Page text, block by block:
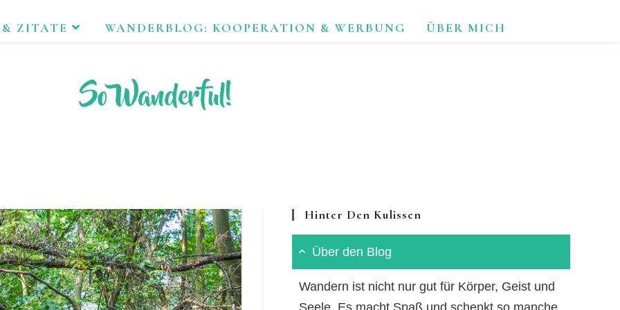
& ZITATE WANDERBLOG: KOOPERATION & WERBUNG ÜBER MICH
Hinter Den Kulissen
Über den Blog
Wandern ist nicht nur gut für Körper, Geist und
Seele. Es macht Spaß und schenkt so manche